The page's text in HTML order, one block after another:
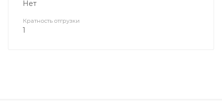
Нет
Кратность отгрузки
1